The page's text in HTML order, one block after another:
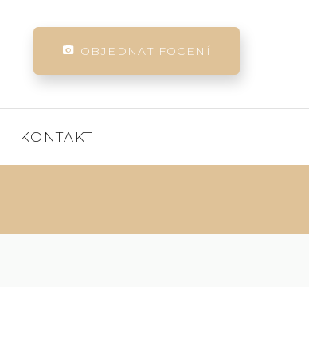
OBJEDNAT FOCENÍ
KONTAKT